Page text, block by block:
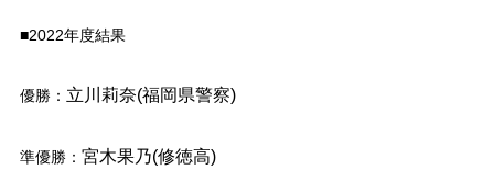
■2022年度結果
優勝： 立川莉奈(福岡県警察)
準優勝： 宮木果乃(修徳高)